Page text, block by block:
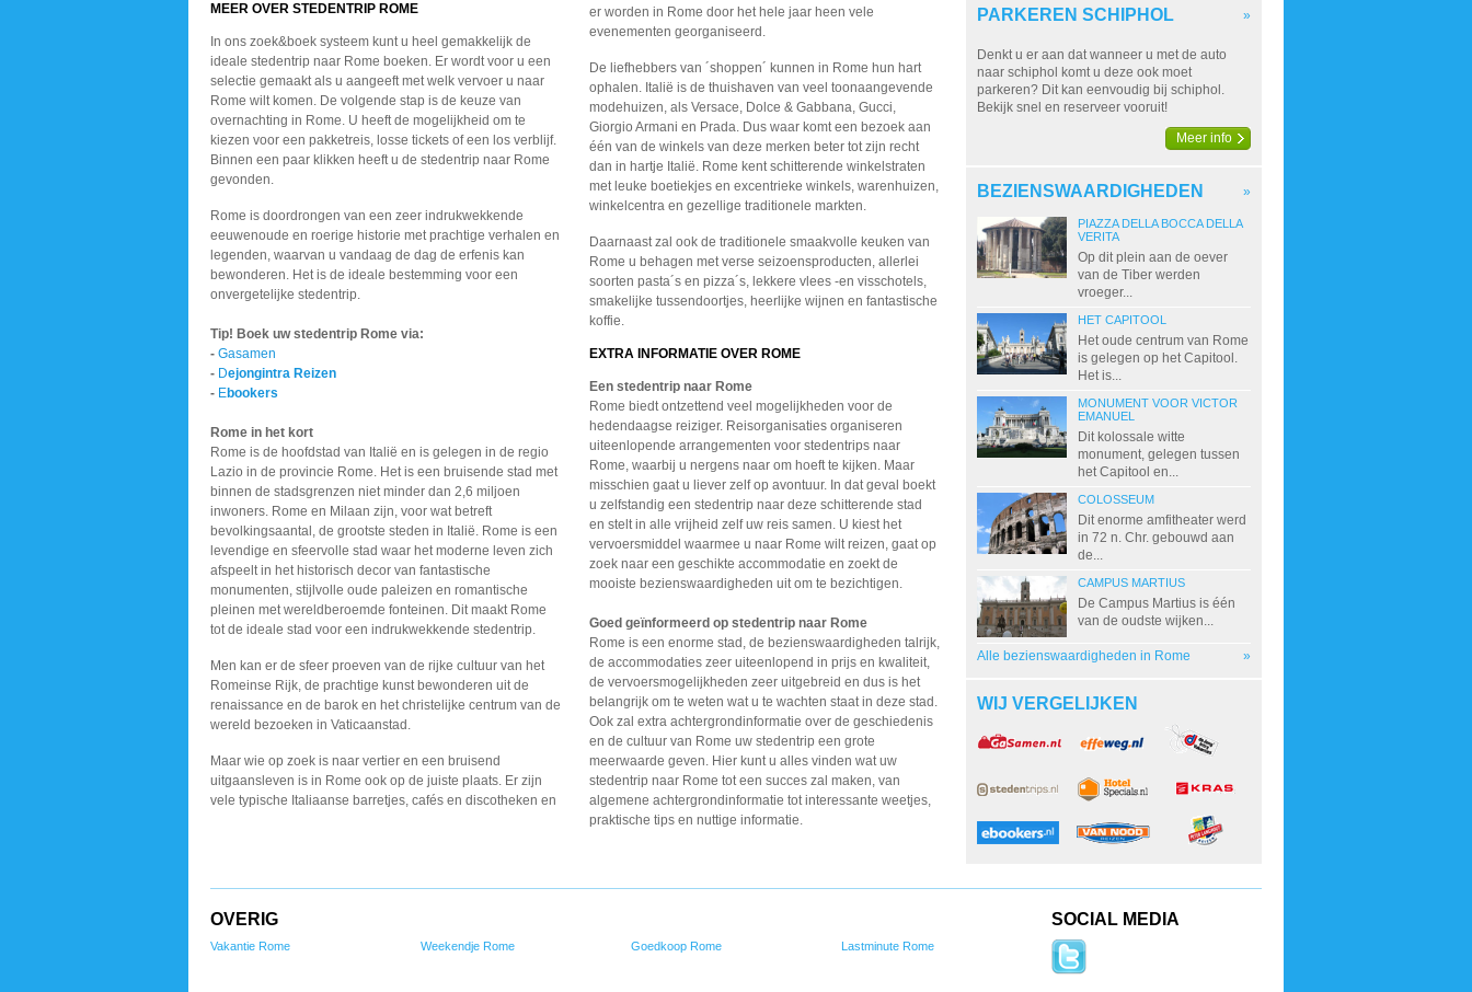
MEER OVER STEDENTRIP ROME
In ons zoek&boek systeem kunt u heel gemakkelijk de
ideale stedentrip naar Rome boeken. Er wordt voor u een
selectie gemaakt als u aangeeft met welk vervoer u naar
Rome wilt komen. De volgende stap is de keuze van
overnachting in Rome. U heeft de mogelijkheid om te
kiezen voor een pakketreis, losse tickets of een los verblijf.
Binnen een paar klikken heeft u de stedentrip naar Rome
gevonden.
Rome is doordrongen van een zeer indrukwekkende
eeuwenoude en roerige historie met prachtige verhalen en
legenden, waarvan u vandaag de dag de erfenis kan
bewonderen. Het is de ideale bestemming voor een
onvergetelijke stedentrip.
Tip! Boek uw stedentrip Rome via:
- Gasamen
- Dejongintra Reizen
- Ebookers
Rome in het kort
Rome is de hoofdstad van Italië en is gelegen in de regio
Lazio in de provincie Rome. Het is een bruisende stad met
binnen de stadsgrenzen niet minder dan 2,6 miljoen
inwoners. Rome en Milaan zijn, voor wat betreft
bevolkingsaantal, de grootste steden in Italië. Rome is een
levendige en sfeervolle stad waar het moderne leven zich
afspeelt in het historisch decor van fantastische
monumenten, stijlvolle oude paleizen en romantische
pleinen met wereldberoemde fonteinen. Dit maakt Rome
tot de ideale stad voor een indrukwekkende stedentrip.
Men kan er de sfeer proeven van de rijke cultuur van het
Romeinse Rijk, de prachtige kunst bewonderen uit de
renaissance en de barok en het christelijke centrum van de
wereld bezoeken in Vaticaanstad.
Maar wie op zoek is naar vertier en een bruisend
uitgaansleven is in Rome ook op de juiste plaats. Er zijn
vele typische Italiaanse barretjes, cafés en discotheken en
er worden in Rome door het hele jaar heen vele
evenementen georganiseerd.
De liefhebbers van ´shoppen´ kunnen in Rome hun hart
ophalen. Italië is de thuishaven van veel toonaangevende
modehuizen, als Versace, Dolce & Gabbana, Gucci,
Giorgio Armani en Prada. Dus waar komt een bezoek aan
één van de winkels van deze merken beter tot zijn recht
dan in hartje Italië. Rome kent schitterende winkelstraten
met leuke boetiekjes en excentrieke winkels, warenhuizen,
winkelcentra en gezellige traditionele markten.
Daarnaast zal ook de traditionele smaakvolle keuken van
Rome u behagen met verse seizoensproducten, allerlei
soorten pasta´s en pizza´s, lekkere vlees -en visschotels,
smakelijke tussendoortjes, heerlijke wijnen en fantastische
koffie.
EXTRA INFORMATIE OVER ROME
Een stedentrip naar Rome
Rome biedt ontzettend veel mogelijkheden voor de
hedendaagse reiziger. Reisorganisaties organiseren
uiteenlopende arrangementen voor stedentrips naar
Rome, waarbij u nergens naar om hoeft te kijken. Maar
misschien gaat u liever zelf op avontuur. In dat geval boekt
u zelfstandig een stedentrip naar deze schitterende stad
en stelt in alle vrijheid zelf uw reis samen. U kiest het
vervoersmiddel waarmee u naar Rome wilt reizen, gaat op
zoek naar een geschikte accommodatie en zoekt de
mooiste bezienswaardigheden uit om te bezichtigen.
Goed geïnformeerd op stedentrip naar Rome
Rome is een enorme stad, de bezienswaardigheden talrijk,
de accommodaties zeer uiteenlopend in prijs en kwaliteit,
de vervoersmogelijkheden zeer uitgebreid en dus is het
belangrijk om te weten wat u te wachten staat in deze stad.
Ook zal extra achtergrondinformatie over de geschiedenis
en de cultuur van Rome uw stedentrip een grote
meerwaarde geven. Hier kunt u alles vinden wat uw
stedentrip naar Rome tot een succes zal maken, van
algemene achtergrondinformatie tot interessante weetjes,
praktische tips en nuttige informatie.
PARKEREN SCHIPHOL »
Denkt u er aan dat wanneer u met de auto
naar schiphol komt u deze ook moet
parkeren? Dit kan eenvoudig bij schiphol.
Bekijk snel en reserveer vooruit!
Meer info
BEZIENSWAARDIGHEDEN »
PIAZZA DELLA BOCCA DELLA
VERITA
Op dit plein aan de oever
van de Tiber werden
vroeger...
HET CAPITOOL
Het oude centrum van Rome
is gelegen op het Capitool.
Het is...
MONUMENT VOOR VICTOR
EMANUEL
Dit kolossale witte
monument, gelegen tussen
het Capitool en...
COLOSSEUM
Dit enorme amfitheater werd
in 72 n. Chr. gebouwd aan
de...
CAMPUS MARTIUS
De Campus Martius is één
van de oudste wijken...
Alle bezienswaardigheden in Rome »
WIJ VERGELIJKEN
OVERIG
Vakantie Rome Weekendje Rome Goedkoop Rome Lastminute Rome
SOCIAL MEDIA